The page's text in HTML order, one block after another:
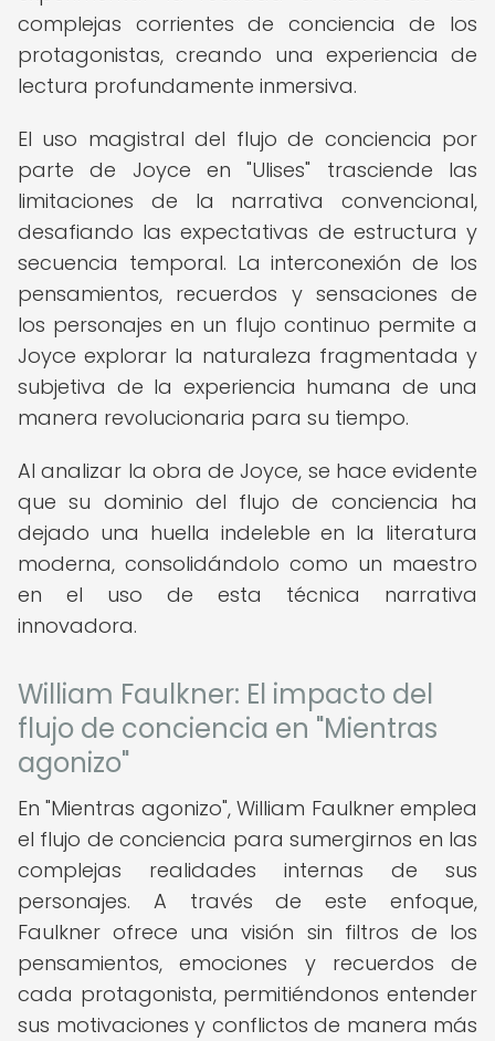
complejas corrientes de conciencia de los
protagonistas, creando una experiencia de
lectura profundamente inmersiva.
El uso magistral del flujo de conciencia por
parte de Joyce en "Ulises" trasciende las
limitaciones de la narrativa convencional,
desafiando las expectativas de estructura y
secuencia temporal. La interconexión de los
pensamientos, recuerdos y sensaciones de
los personajes en un flujo continuo permite a
Joyce explorar la naturaleza fragmentada y
subjetiva de la experiencia humana de una
manera revolucionaria para su tiempo.
Al analizar la obra de Joyce, se hace evidente
que su dominio del flujo de conciencia ha
dejado una huella indeleble en la literatura
moderna, consolidándolo como un maestro
en el uso de esta técnica narrativa
innovadora.
William Faulkner: El impacto del
flujo de conciencia en "Mientras
agonizo"
En "Mientras agonizo", William Faulkner emplea
el flujo de conciencia para sumergirnos en las
complejas realidades internas de sus
personajes. A través de este enfoque,
Faulkner ofrece una visión sin filtros de los
pensamientos, emociones y recuerdos de
cada protagonista, permitiéndonos entender
sus motivaciones y conflictos de manera más